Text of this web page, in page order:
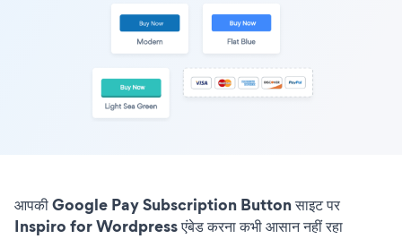
आपकी Google Pay Subscription Button साइट पर
Inspiro for Wordpress एंबेड करना कभी आसान नहीं रहा